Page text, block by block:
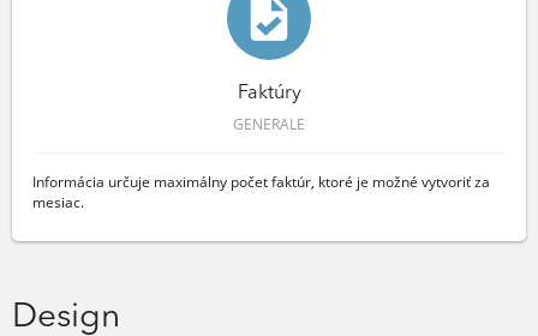
Faktúry
GENERALE
Informácia určuje maximálny počet faktúr, ktoré je možné vytvoriť za
mesiac.
Design